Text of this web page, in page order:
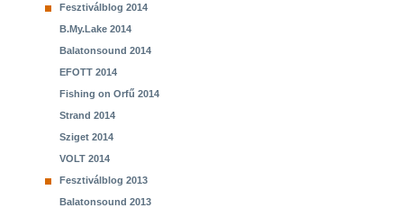
Fesztiválblog 2014
B.My.Lake 2014
Balatonsound 2014
EFOTT 2014
Fishing on Orfű 2014
Strand 2014
Sziget 2014
VOLT 2014
Fesztiválblog 2013
Balatonsound 2013